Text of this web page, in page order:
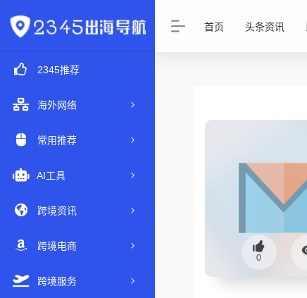
2345推荐
海外网络
常用推荐
AI工具
跨境资讯
跨境电商
跨境服务
首页 头条资讯
0